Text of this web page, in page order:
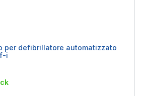
per defibrillatore automatizzato
i